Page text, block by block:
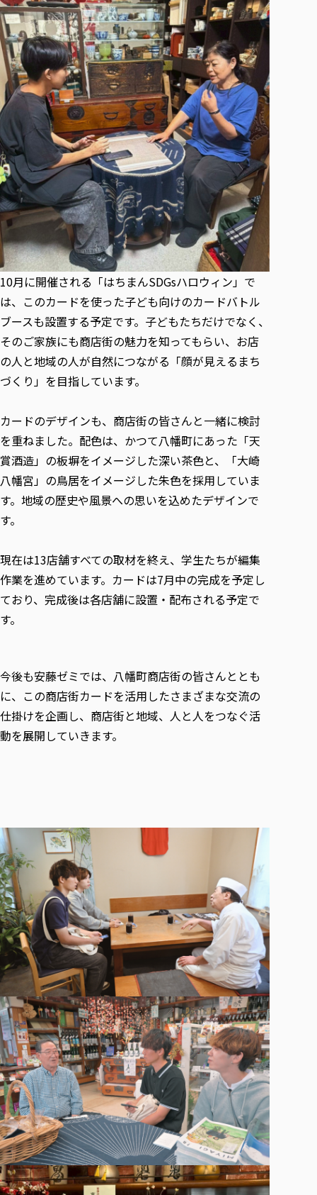
10月に開催される「はちまんSDGsハロウィン」で
は、このカードを使った子ども向けのカードバトル
ブースも設置する予定です。子どもたちだけでなく、
そのご家族にも商店街の魅力を知ってもらい、お店
の人と地域の人が自然につながる「顔が見えるまち
づくり」を目指しています。
カードのデザインも、商店街の皆さんと一緒に検討
を重ねました。配色は、かつて八幡町にあった「天
賞酒造」の板塀をイメージした深い茶色と、「大崎
八幡宮」の鳥居をイメージした朱色を採用していま
す。地域の歴史や風景への思いを込めたデザインで
す。
現在は13店舗すべての取材を終え、学生たちが編集
作業を進めています。カードは7月中の完成を予定し
ており、完成後は各店舗に設置・配布される予定で
す。
今後も安藤ゼミでは、八幡町商店街の皆さんととも
に、この商店街カードを活用したさまざまな交流の
仕掛けを企画し、商店街と地域、人と人をつなぐ活
動を展開していきます。